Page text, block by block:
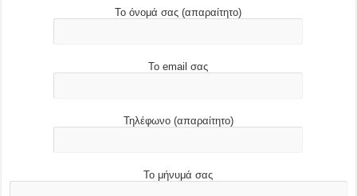
Το όνομά σας (απαραίτητο)
Το email σας
Τηλέφωνο (απαραίτητο)
Το μήνυμά σας